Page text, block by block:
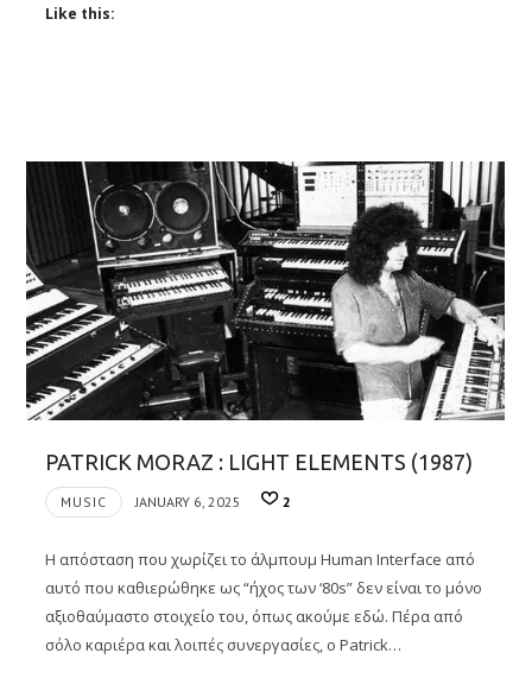
Like this:
PATRICK MORAZ : LIGHT ELEMENTS (1987)
MUSIC JANUARY 6, 2025 2
Η απόσταση που χωρίζει το άλμπουμ Human Interface από
αυτό που καθιερώθηκε ως “ήχος των ‘80s” δεν είναι το μόνο
αξιοθαύμαστο στοιχείο του, όπως ακούμε εδώ. Πέρα από
σόλο καριέρα και λοιπές συνεργασίες, ο Patrick…